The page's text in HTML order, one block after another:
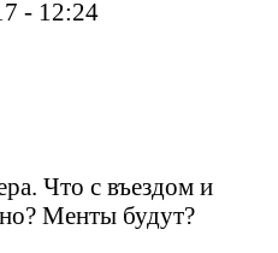
- 12:24
Что с въездом и
Менты будут?